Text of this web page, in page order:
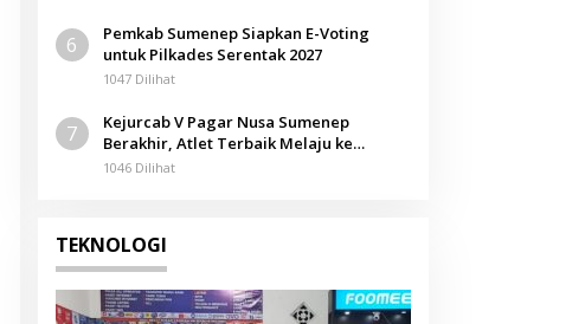
6
Pemkab Sumenep Siapkan E-Voting
untuk Pilkades Serentak 2027
1047 Dilihat
7
Kejurcab V Pagar Nusa Sumenep
Berakhir, Atlet Terbaik Melaju ke
Kejurwil Jatim
1046 Dilihat
TEKNOLOGI